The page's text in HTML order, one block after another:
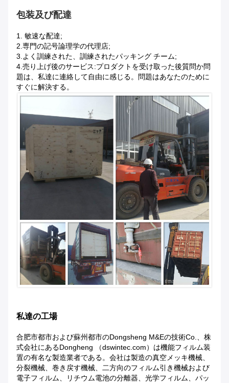
包装及び配達
1. 敏速な配達;
2.専門の記号論理学の代理店;
3.よく訓練された、訓練されたパッキング チーム;
4.売り上げ後のサービス:プロダクトを受け取った後質問か問
題は、私達に連絡して自由に感じる。問題はあなたのために
すぐに解決する。
私達の工場
合肥市都市および蘇州都市のDongsheng M&Eの技術Co.、株
式会社にあるDongheng （dswintec.com）は機能フィルム装
置の有名な製造業者である。会社は製造の真空メッキ機械、
分裂機械、巻き戻す機械、二方向のフィルム引き機械および
電子フィルム、リチウム電池の分離器、光学フィルム、パッ